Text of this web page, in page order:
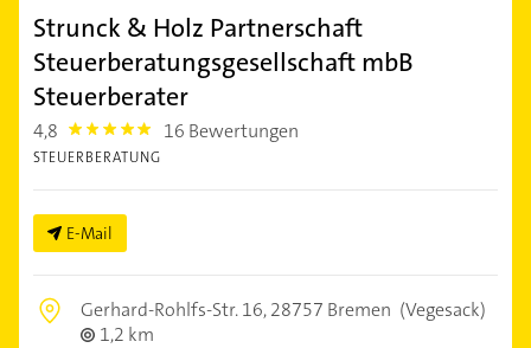
Strunck & Holz Partnerschaft
Steuerberatungsgesellschaft mbB
Steuerberater
4,8 4.8 16 Bewertungen
STEUERBERATUNG
E-Mail
Gerhard-Rohlfs-Str. 16,28757 Bremen (Vegesack)
1,2 km